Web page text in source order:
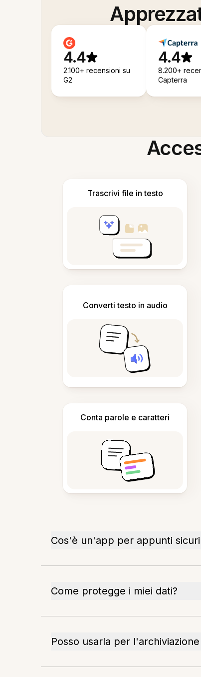
4.4
2.100+ recensioni su
G2
4.4
8.200+
Capterra
Trascrivi file in testo
Converti testo in audio
Conta parole e caratteri
Cos'è un'app per appunti
Come protegge i miei dati?
Posso usarla per